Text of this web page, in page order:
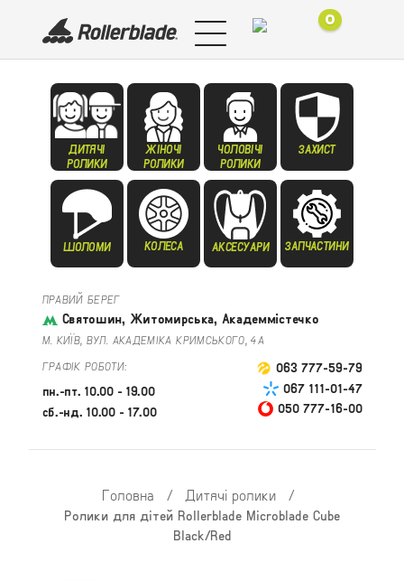
0
ДИТЯЧІ
РОЛИКИ
ЖІНОЧІ
РОЛИКИ
ЧОЛОВІЧІ
РОЛИКИ
ЗАХИСТ
ШОЛОМИ КОЛЕСА АКСЕСУАРИ ЗАПЧАСТИНИ
ПРАВИЙ БЕРЕГ
Святошин, Житомирська, Академмістечко
М. КИЇВ, ВУЛ. АКАДЕМІКА КРИМСЬКОГО, 4А
ГРАФІК РОБОТИ:
пн.-пт. 10.00 - 19.00
сб.-нд. 10.00 - 17.00
063 777-59-79
067 111-01-47
050 777-16-00
Головна / Дитячі ролики /
Ролики для дітей Rollerblade Microblade Cube
Black/Red